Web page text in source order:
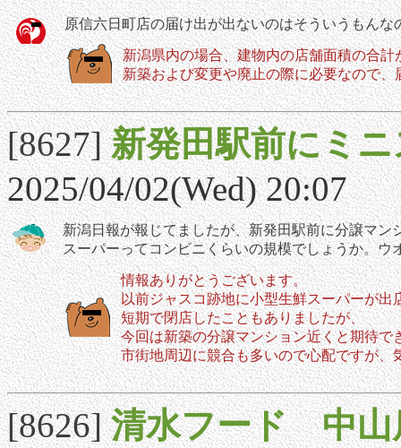
原信六日町店の届け出が出ないのはそういうもんな
新潟県内の場合、建物内の店舗面積の合計
新築および変更や廃止の際に必要なので
[8627]新発田駅前にミ
2025/04/02(Wed) 20:07
新潟日報が報じてましたが、新発田駅前に分譲マ
スーパーってコンビニくらいの規模でしょうか。
情報ありがとうございます。
以前ジャスコ跡地に小型生鮮スーパーが出
短期で閉店したこともありましたが、
今回は新築の分譲マンション近くと期待で
市街地周辺に競合も多いので心配ですが、
[8626]清水フード 中山